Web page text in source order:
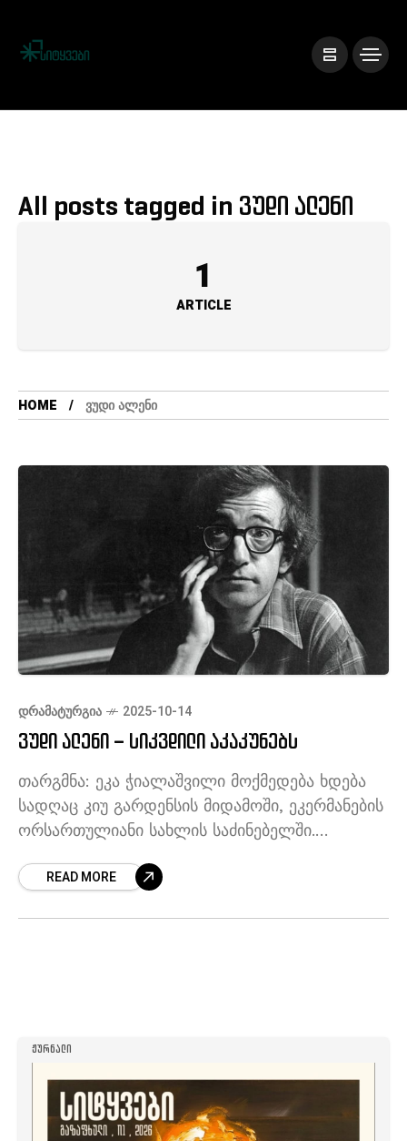
All posts tagged in ვუდი ალენი
1
ARTICLE
HOME ᲕᲣᲓᲘ ᲐᲚᲔᲜᲘ
ᲓᲠᲐᲛᲐᲢᲣᲠᲒᲘᲐ 2025-10-14
ვუდი ალენი – სიკვდილი აკაკუნებს
თარგმნა: ეკა ჭიალაშვილი მოქმედება ხდება
სადღაც კიუ გარდენსის მიდამოში, ეკერმანების
ორსართულიანი სახლის საძინებელში.
ორკაციანი საწოლი და ფართო კომოდი დგას,
READ MORE
ᲟᲣᲠᲜᲐᲚᲘ